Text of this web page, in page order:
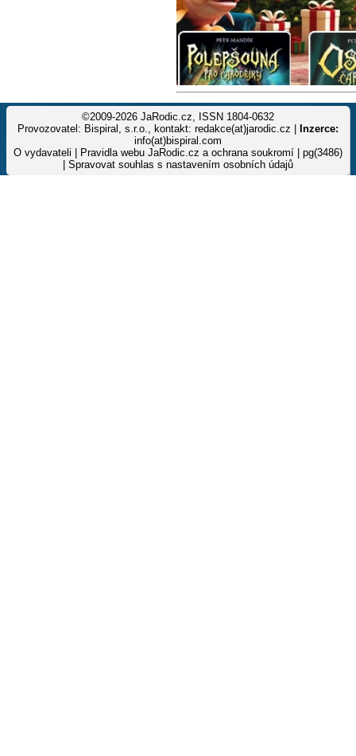
©2009-2026 JaRodic.cz, ISSN 1804-0632
Provozovatel: Bispiral, s.r.o., kontakt: redakce(at)jarodic.cz |
Inzerce:
info(at)bispiral.com
O vydavateli
Pravidla webu JaRodic.cz a ochrana soukromí | pg(3486)
Spravovat souhlas s nastavením osobních údajů